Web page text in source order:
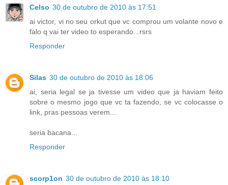
Celso 30 de outubro de 2010 às 17:51
ai victor, vi no seu orkut que vc comprou um volante novo e
falo q vai ter video to esperando...rsrs
Responder
Silas 30 de outubro de 2010 às 18:06
ai, seria legal se ja tivesse um video que ja haviam feito
sobre o mesmo jogo que vc ta fazendo, se vc colocasse o
link, pras pessoas verem...
seria bacana...
Responder
scorp1on 30 de outubro de 2010 às 18:10